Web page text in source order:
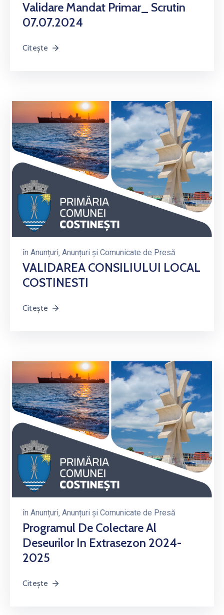
Validare Mandat Primar_ Scrutin
07.07.2024
Citește
în Anunțuri‚ Anunțuri și Comunicate de Presă
VALIDAREA CONSILIULUI LOCAL
COSTINESTI
Citește
în Anunțuri‚ Anunțuri și Comunicate de Presă
Programul De Colectare Al
Deseurilor In Extrasezon 2024-
2025
Citește